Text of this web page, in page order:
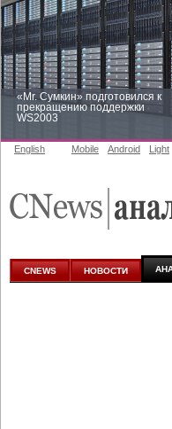
«Mr. Сумкин» подготовился к
прекращению поддержки
WS2003
аналитике
English Mobile Android Light
CNEWS НОВОСТИ